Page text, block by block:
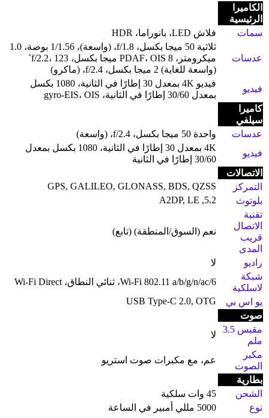
الكاميرا
الرئيسية
سمات
فلاش LED، بانوراما، HDR
عدسات
ثلاثية 50 ميجا بكسل، f/1.8، (واسعة)، 1/1.56 بوصة، 1.0
ميكرومتر، PDAF، OIS 8 ميجا بكسل، f/2.2، 123˚
(واسعة للغاية) 2 ميجا بكسل، f/2.4، (ماكرو)
فيديو
فيديو 4K بمعدل 30 إطارًا في الثانية، 1080 بكسل
بمعدل 30/60 إطارًا في الثانية، gyro-EIS، OIS
كاميرا
سيلفي
عدسات
واحدة 50 ميجا بكسل، f/2.4، (واسعة)
فيديو
4K بمعدل 30 إطارًا في الثانية، 1080 بكسل بمعدل
30/60 إطارًا في الثانية
الاتصالات
التمركز
GPS, GALILEO, GLONASS, BDS, QZSS
بلوتوث
5.2, A2DP, LE
تقنية
الاتصال
قريب
المدى
نعم (السوق/المنطقة) (تابع)
راديو
لا
شبكة
لاسلكية
Wi-Fi 802.11 a/b/g/n/ac/6، ثنائي النطاق، Wi-Fi Direct
يو اس بي
USB Type-C 2.0, OTG
صوت
مقبس 3.5
ملم
لا
مكبر
الصوت
عم، مع مكبرات صوت استريو
بطارية
الشحن
45 وات سلكية
نوع
5000 مللي أمبير في الساعة